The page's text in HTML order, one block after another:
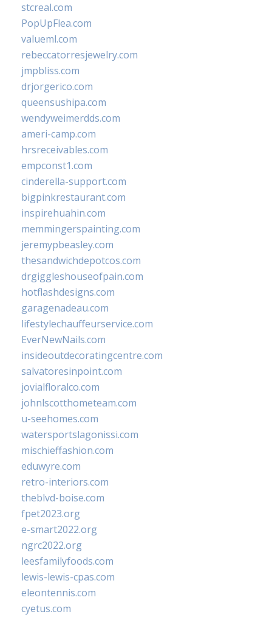
stcreal.com
PopUpFlea.com
valueml.com
rebeccatorresjewelry.com
jmpbliss.com
drjorgerico.com
queensushipa.com
wendyweimerdds.com
ameri-camp.com
hrsreceivables.com
empconst1.com
cinderella-support.com
bigpinkrestaurant.com
inspirehuahin.com
memmingerspainting.com
jeremypbeasley.com
thesandwichdepotcos.com
drgiggleshouseofpain.com
hotflashdesigns.com
garagenadeau.com
lifestylechauffeurservice.com
EverNewNails.com
insideoutdecoratingcentre.com
salvatoresinpoint.com
jovialfloralco.com
johnlscotthometeam.com
u-seehomes.com
watersportslagonissi.com
mischieffashion.com
eduwyre.com
retro-interiors.com
theblvd-boise.com
fpet2023.org
e-smart2022.org
ngrc2022.org
leesfamilyfoods.com
lewis-lewis-cpas.com
eleontennis.com
cyetus.com